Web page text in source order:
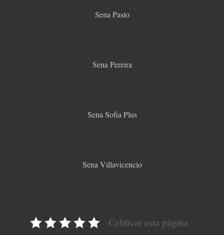
Sena Pasto
Sena Pereira
Sena Sofia Plus
Sena Villavicencio
Calificar esta página